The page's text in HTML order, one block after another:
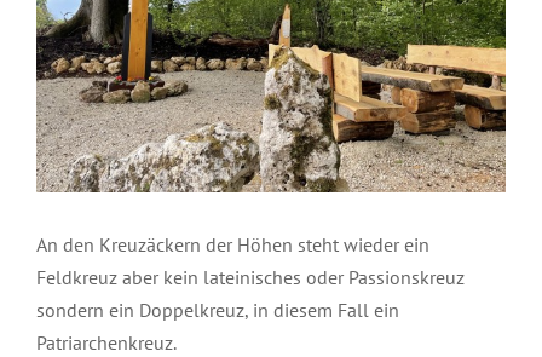
An den Kreuzäckern der Höhen steht wieder ein
Feldkreuz aber kein lateinisches oder Passionskreuz
sondern ein Doppelkreuz, in diesem Fall ein
Patriarchenkreuz.